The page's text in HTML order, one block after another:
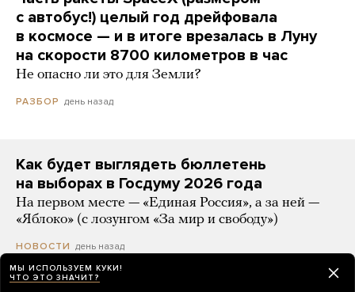
с автобус!) целый год дрейфовала
в космосе — и в итоге врезалась в Луну
на скорости 8700 километров в час
Не опасно ли это для Земли?
РАЗБОР день назад
Как будет выглядеть бюллетень
на выборах в Госдуму 2026 года
На первом месте — «Единая Россия», а за ней —
«Яблоко» (с лозунгом «За мир и свободу»)
НОВОСТИ день назад
МЫ ИСПОЛЬЗУЕМ КУКИ!
ЧТО ЭТО ЗНАЧИТ?